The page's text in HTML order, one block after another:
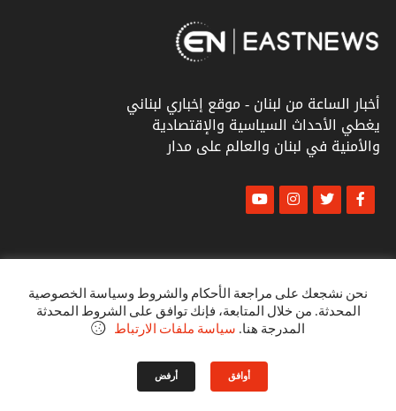
أخبار الساعة من لبنان - موقع إخباري لبناني
يغطي الأحداث السياسية والإقتصادية
والأمنية في لبنان والعالم على مدار
© أخبار الشرقكل الحقوق محفوظة ٢٠٢٣
البنود و الظروف
نحن نشجعك على مراجعة الأحكام والشروط وسياسة الخصوصية
المحدثة. من خلال المتابعة، فإنك توافق على الشروط المحدثة
المدرجة هنا. سياسة ملفات الارتباط
أوافق أرفض